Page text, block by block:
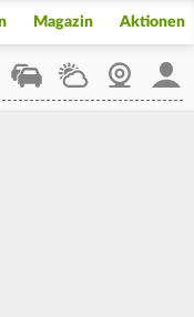
Magazin Aktionen
StaupilotWetterWebcam